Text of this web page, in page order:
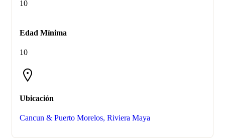
10
Edad Mínima
10
Ubicación
Cancun & Puerto Morelos, Riviera Maya